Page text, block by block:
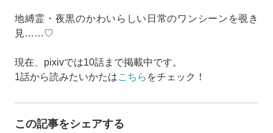
地縛霊・夜黒のかわいらしい日常のワンシーンを覗き
見……♡
現在、pixivでは10話まで掲載中です。
1話から読みたいかたはこちら をチェック！
この記事をシェアする